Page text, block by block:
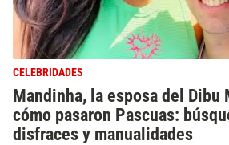
CELEBRIDADES
Mandinha, la esposa del
cómo pasaron Pascuas:
disfraces y manualidades